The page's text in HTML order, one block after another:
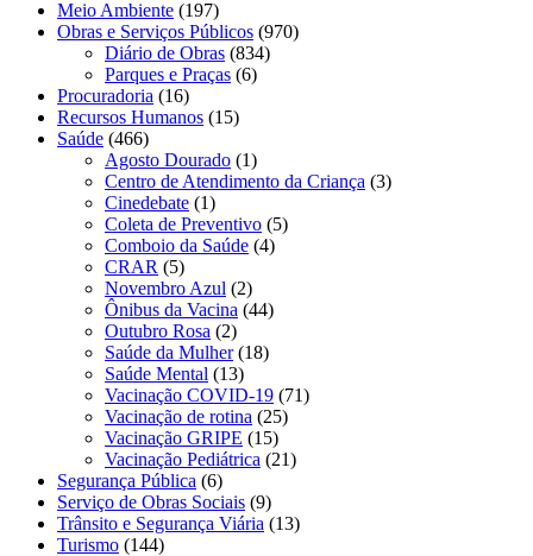
Meio Ambiente (197)
Obras e Serviços Públicos (970)
Diário de Obras (834)
Parques e Praças (6)
Procuradoria (16)
Recursos Humanos (15)
Saúde (466)
Agosto Dourado (1)
Centro de Atendimento da Criança (3)
Cinedebate (1)
Coleta de Preventivo (5)
Comboio da Saúde (4)
CRAR (5)
Novembro Azul (2)
Ônibus da Vacina (44)
Outubro Rosa (2)
Saúde da Mulher(18)
Saúde Mental (13)
Vacinação COVID-19 (71)
Vacinação de rotina (25)
Vacinação GRIPE (15)
Vacinação Pediátrica (21)
Segurança Pública (6)
Serviço de Obras Sociais (9)
Trânsito e Segurança Viária (13)
Turismo (144)